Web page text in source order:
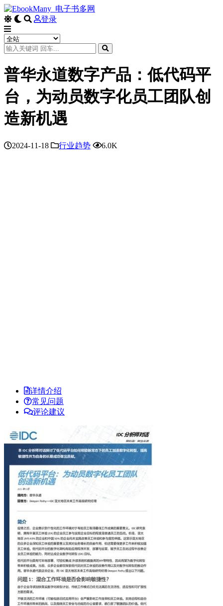
登录
普华永道数字产品：低代码平
台，为动员数字化员工团队创
造新机遇
2024-11-18 行业趋势 6.0K
详情介绍
常见问题
评论建议